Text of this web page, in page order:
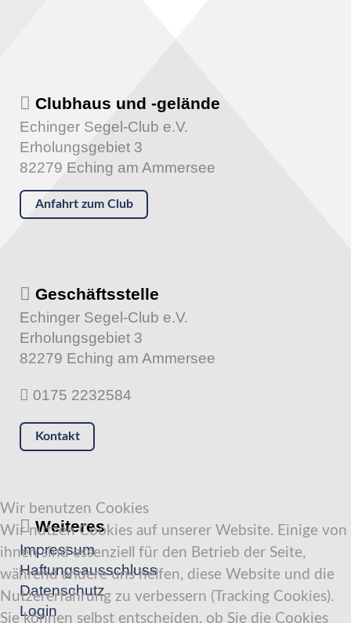
Clubhaus und -gelände
Echinger Segel-Club e.V.
Erholungsgebiet 3
82279 Eching am Ammersee
Anfahrt zum Club
Geschäftsstelle
Echinger Segel-Club e.V.
Erholungsgebiet 3
82279 Eching am Ammersee
0175 2232584
Kontakt
Weiteres
Impressum
Haftungsausschluss
Datenschutz
Login
Wir benutzen Cookies
Wir nutzen Cookies auf unserer Website. Einige von
ihnen sind essenziell für den Betrieb der Seite,
während andere uns helfen, diese Website und die
Nutzererfahrung zu verbessern (Tracking Cookies).
Sie können selbst entscheiden, ob Sie die Cookies